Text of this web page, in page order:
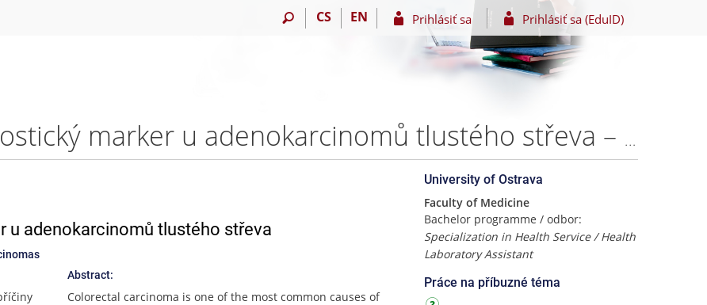
CS EN Prihlásiť sa Prihlásiť sa (EduID)
EZH2 jako možný prognostický marker u adenokarcinomů tlustého střeva – Daniela DAVIDOVÁ
u adenokarcinomů tlustého střeva
Abstract:
Colorectal carcinoma is one of the most common causes of
University of Ostrava
Faculty of Medicine
Bachelor programme / odbor:
Specialization in Health Service / Health
Laboratory Assistant
Práce na příbuzné téma